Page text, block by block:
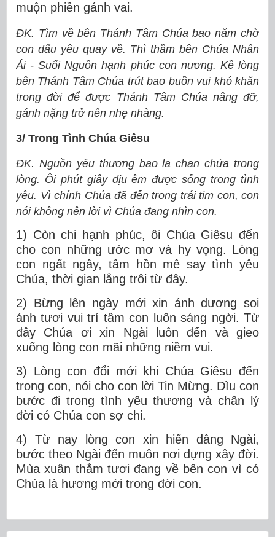
muộn phiền gánh vai.
ĐK. Tìm về bên Thánh Tâm Chúa bao năm chờ
con dấu yêu quay về. Thì thầm bên Chúa Nhân
Ái - Suối Nguồn hạnh phúc con nương. Kề lòng
bên Thánh Tâm Chúa trút bao buồn vui khó khăn
trong đời để được Thánh Tâm Chúa nâng đỡ,
gánh nặng trở nên nhẹ nhàng.
3/ Trong Tình Chúa Giêsu
ĐK. Nguồn yêu thương bao la chan chứa trong
lòng. Ôi phút giây dịu êm được sống trong tình
yêu. Vì chính Chúa đã đến trong trái tim con, con
nói không nên lời vì Chúa đang nhìn con.
1) Còn chi hạnh phúc, ôi Chúa Giêsu đến
cho con những ước mơ và hy vọng. Lòng
con ngất ngây, tâm hồn mê say tình yêu
Chúa, thời gian lắng trôi từ đây.
2) Bừng lên ngày mới xin ánh dương soi
ánh tươi vui trí tâm con luôn sáng ngời. Từ
đây Chúa ơi xin Ngài luôn đến và gieo
xuống lòng con mãi những niềm vui.
3) Lòng con đổi mới khi Chúa Giêsu đến
trong con, nói cho con lời Tin Mừng. Dìu con
bước đi trong tình yêu thương và chân lý
đời có Chúa con sợ chi.
4) Từ nay lòng con xin hiến dâng Ngài,
bước theo Ngài đến muôn nơi dựng xây đời.
Mùa xuân thắm tươi đang về bên con vì có
Chúa là hương mới trong đời con.